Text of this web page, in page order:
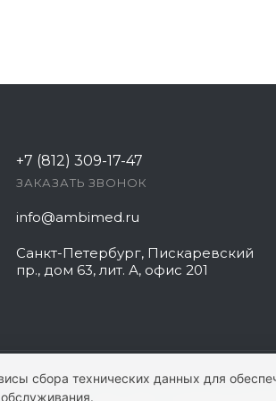
+7 (812) 309-17-47
ЗАКАЗАТЬ ЗВОНОК
info@ambimed.ru
Санкт-Петербург, Пискаревский
пр., дом 63, лит. А, офис 201
сбора технических данных для